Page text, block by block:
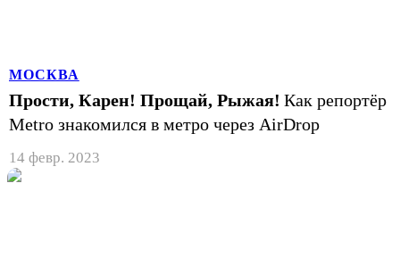
МОСКВА
Прости, Карен! Прощай, Рыжая! Как репортёр
Metro знакомился в метро через AirDrop
14 февр. 2023